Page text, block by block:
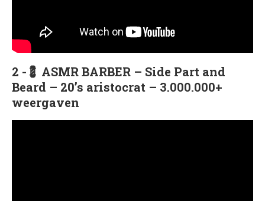
2 -💈 ASMR BARBER – Side Part and
Beard – 20’s aristocrat – 3.000.000+
weergaven